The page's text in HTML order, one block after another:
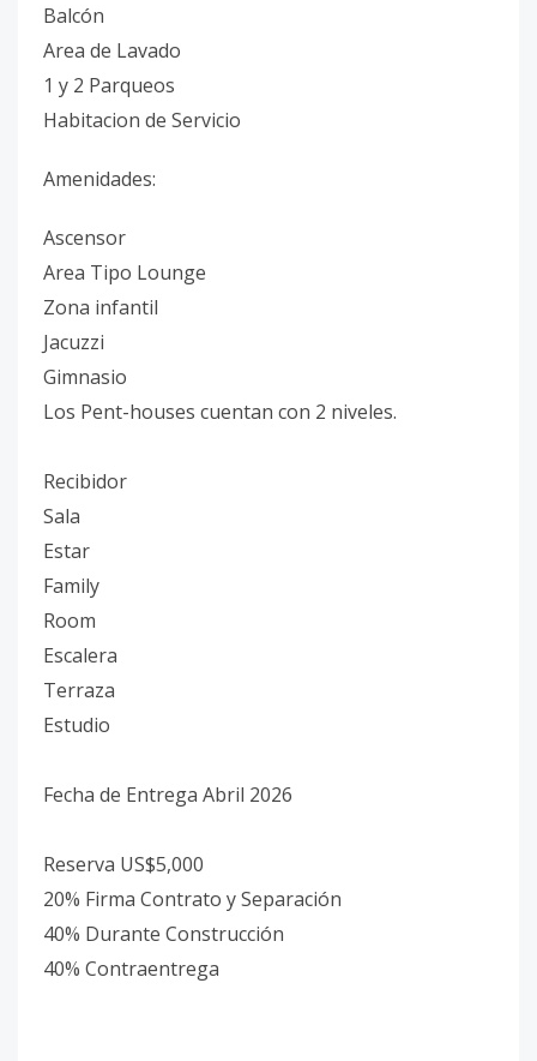
Balcón
Area de Lavado
1 y 2 Parqueos
Habitacion de Servicio
Amenidades:
Ascensor
Area Tipo Lounge
Zona infantil
Jacuzzi
Gimnasio
Los Pent-houses cuentan con 2 niveles.
Recibidor
Sala
Estar
Family
Room
Escalera
Terraza
Estudio
Fecha de Entrega Abril 2026
Reserva US$5,000
20% Firma Contrato y Separación
40% Durante Construcción
40% Contraentrega